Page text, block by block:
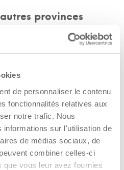
de personnaliser le contenu
fonctionnalités relatives aux
notre trafic. Nous
informations sur l'utilisation de
de médias sociaux, de
combiner celles-ci
vous leur avez fournies
provinces
de la flotte de
licence from: